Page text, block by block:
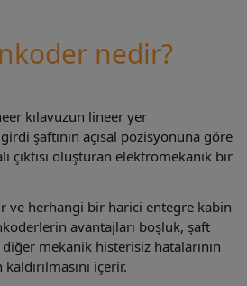
nedir?
kılavuzun lineer yer
şaftının açısal pozisyonuna göre
çıktısı oluşturan elektromekanik bir
ve herhangi bir harici entegre kabin
avantajları boşluk, şaft
mekanik histerisiz hatalarının
içerir.